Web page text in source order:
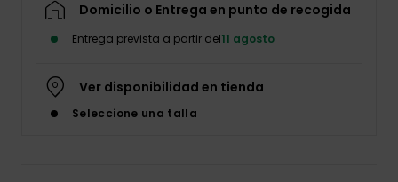
Domicilio o Entrega en punto de recogida
Entrega prevista a partir del11 agosto
Ver disponibilidad en tienda
Seleccione una talla